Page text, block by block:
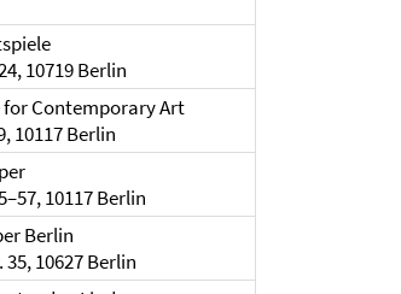
10719 Berlin
Contemporary Art
10117 Berlin
10117 Berlin
Berlin
10627 Berlin